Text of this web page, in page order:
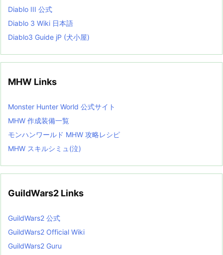
Diablo III 公式
Diablo 3 Wiki 日本語
Diablo3 Guide jP (犬小屋)
MHW Links
Monster Hunter World 公式サイト
MHW 作成装備一覧
モンハンワールド MHW 攻略レシピ
MHW スキルシミュ(泣)
GuildWars2 Links
GuildWars2 公式
GuildWars2 Official Wiki
GuildWars2 Guru